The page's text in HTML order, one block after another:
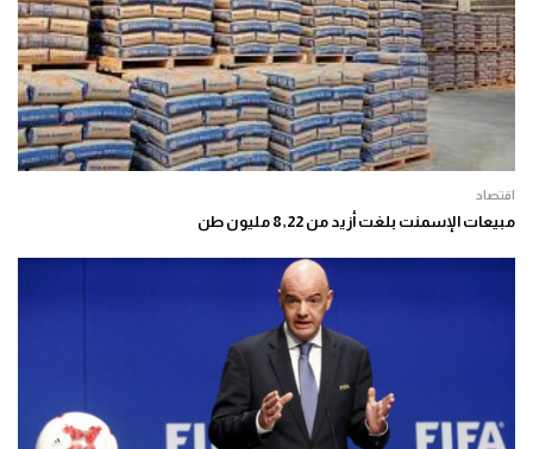
اقتصاد
مبيعات الإسمنت بلغت أزيد من 8,22 مليون طن